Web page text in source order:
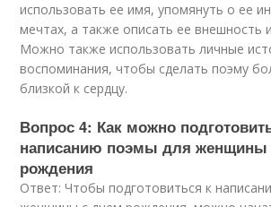
использовать ее имя, упомянуть о ее
мечтах, а также описать ее внешность
Можно также использовать личные
воспоминания, чтобы сделать поэму
близкой к сердцу.
Вопрос 4: Как можно
написанию поэмы для женщины
рождения
Ответ: Чтобы подготовиться к